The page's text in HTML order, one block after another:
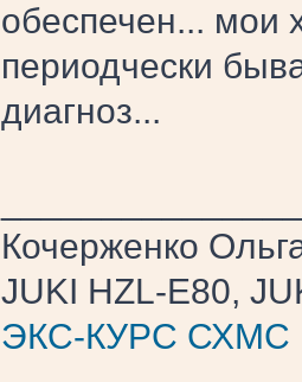
обеспечен... мои
периодчески
диагноз...
Кочерженко
JUKI HZL-E80,
ЭКС-КУРС СХМС